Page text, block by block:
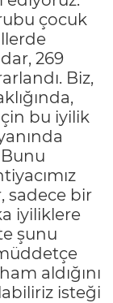
çocuk
269
Biz,
bu iyilik
sadece bir
iyiliklere
şunu
aldığını
isteği